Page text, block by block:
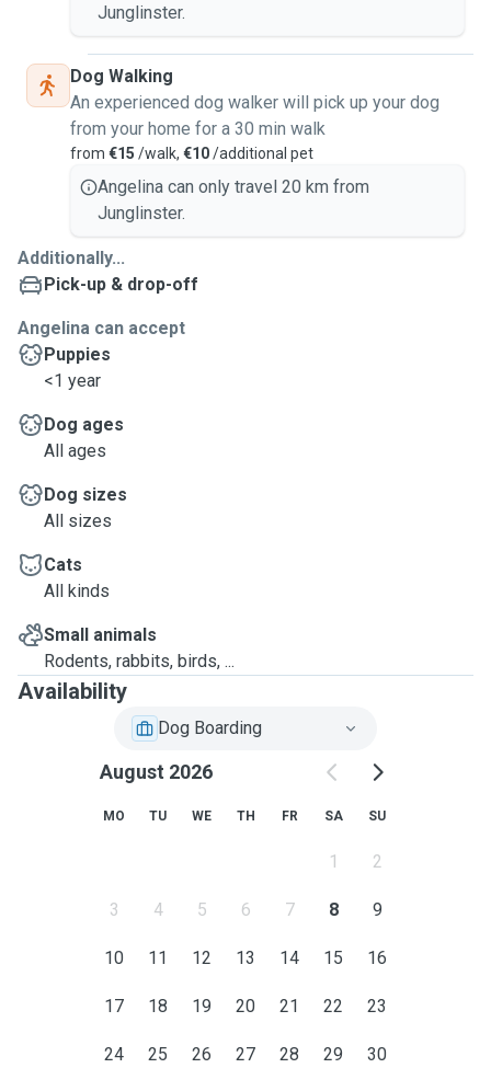
Junglinster.
Dog Walking
An experienced dog walker will pick up your dog
from your home for a 30 min walk
from €15 /walk, €10/additional pet
Angelina can only travel 20 km from
Junglinster.
Additionally...
Pick-up & drop-off
Angelina can accept
Puppies
<1 year
Dog ages
All ages
Dog sizes
All sizes
Cats
All kinds
Small animals
Rodents, rabbits, birds, ...
Availability
Dog Boarding
August 2026
MO TU WE TH FR SA SU
1 2
3 4 5 6 7 8 9
10 11 12 13 14 15 16
17 18 19 20 21 22 23
24 25 26 27 28 29 30